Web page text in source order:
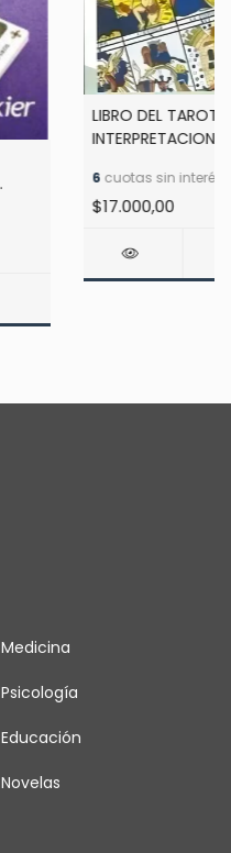
LIBRO DEL TAROT
INTERPRETACION
6 cuotas sin interés
$17.000,00
Medicina
Psicología
Educación
Novelas